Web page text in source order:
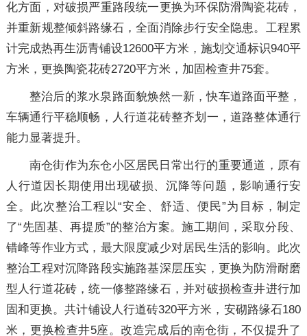
化方面，对破损严重路段统一更换为环保防滑陶瓷花砖，
并重新规整倾斜路缘石，全面消除步行安全隐患。工程累
计完成热再生沥青铺设12600平方米，施划交通标识940平
方米，更换陶瓷花砖2720平方米，加固检查井75套。
整治后的浆水泉路面貌焕然一新，快车道路面平整，
车辆通行平稳顺畅，人行道花砖整齐划一，道路整体通行
能力显著提升。
南仓街作为东仓小区居民日常出行的重要通道，原有
人行道因长期使用出现破损、沉降等问题，影响通行安
全。此次整治工程以“安全、舒适、便民”为目标，制定
了“先固基、再提质”的整治方案。施工期间，采取分段、
错峰等作业方式，最大限度减少对居民生活的影响。此次
整治工程对沉降路段实施路基深层压实，更换为防滑耐磨
型人行道花砖，统一修整路缘石，并对破损检查井进行加
固和更换。共计铺设人行道砖320平方米，安砌路缘石180
米，更换检查井5座。改造完成后的南仓街，不仅提升了